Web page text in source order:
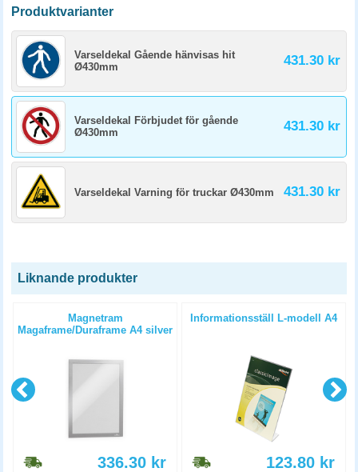
Produktvarianter
Varseldekal Gående hänvisas hit
Ø430mm
431.30 kr
Varseldekal Förbjudet för gående
Ø430mm
431.30 kr
Varseldekal Varning för truckar Ø430mm 431.30 kr
Liknande produkter
Magnetram
Magaframe/Duraframe A4 silver
336.30 kr
Informationsställ L-modell A4
123.80 kr